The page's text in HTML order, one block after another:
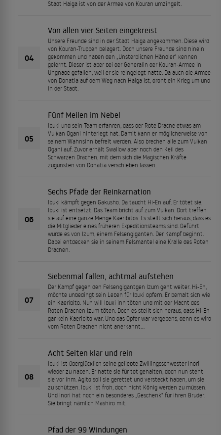
Stadt Haiga ist von der Armee von Kouran umzingelt.
04
Von allen vier Seiten eingekreist
Unsere Freunde sind in der Stadt Haiga angekommen. Diese wird
von Kouran-Truppen belagert. Doch unsere Freunde sind hinein
gekommen und haben den „Unsterblichen Händler" kennen
gelernt. Dieser ist aber bei der Generalin der Kouran-Armee in
Ungnade gefallen, weil er sie reingelegt hatte. Da auch die Armee
von Donatia auf dem Weg nach Haiga ist, droht ein Krieg um und
in der Stadt.
05
Fünf Meilen im Nebel
Ibuki und sein Team erfahren, dass der Rote Drache etwas am
Vulkan Ogani hinterlegt hat. Damit kann er möglicherweise von
seinem Wahnsinn befreit werden. Also brechen alle zum Vulkan
Ogani auf. Zuvor erhält Swallow aber noch den Keil des
Schwarzen Drachen, mit dem sich die Magischen Kräfte
zugunsten von Donatia verschieben lassen.
06
Sechs Pfade der Reinkarnation
Ibuki kämpft gegen Gakusho. Da taucht Hi-En auf. Er tötet sie,
Ibuki ist entsetzt. Das Team bricht auf zum Vulkan. Dort treffen
sie auf eine ganze Menge Kaeribitos. Es stellt sich heraus, dass es
die Mitglieder eines früheren Expeditionsteams sind. Geführt
wurde es von Izum, einem Felsengiganten. Der Kampf beginnt.
Dabei entdecken sie in seinem Felsmantel eine Kralle des Roten
Drachen.
07
Siebenmal fallen, achtmal aufstehen
Der Kampf gegen den Felsengigantgen Izum geht weiter. Hi-En,
möchte unbedingt sein Leben für Ibuki opfern. Er bemalt sich wie
ein Kaeribito. Nun will Ibuki ihn töten und mit der Macht des
Roten Drachen Izum töten. Doch es stellt sich heraus, dass Hi-En
gar kein Kaeribito war. Und das Opfer war vergebens, denn es wird
vom Roten Drachen nicht anerkannt...
08
Acht Seiten klar und rein
Ibuki ist überglücklich seine geliebte Zwillingsschwester Inori
wieder zu haben. Er hatte sie für tot gehalten, doch nun steht
sie vor ihm. Agito soll sie gerettet und versteckt haben, um sie
zu schützen. Ibuki ist froh, doch nicht König werden zu müssen.
Und Inori hat noch ein besonderes „Geschenk" für ihren Bruder.
Sie bringt nämlich Mashiro mit.
Pfad der 99 Windungen